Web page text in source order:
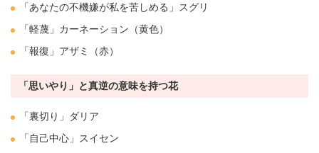
「あなたの不機嫌が私を苦しめる」
スグリ
「軽蔑」 カーネーション （黄色）
「報復」 アザミ （赤）
「思いやり」と真逆の意味を持つ花
「裏切り 」
ダリア
「自己中心」
スイセン